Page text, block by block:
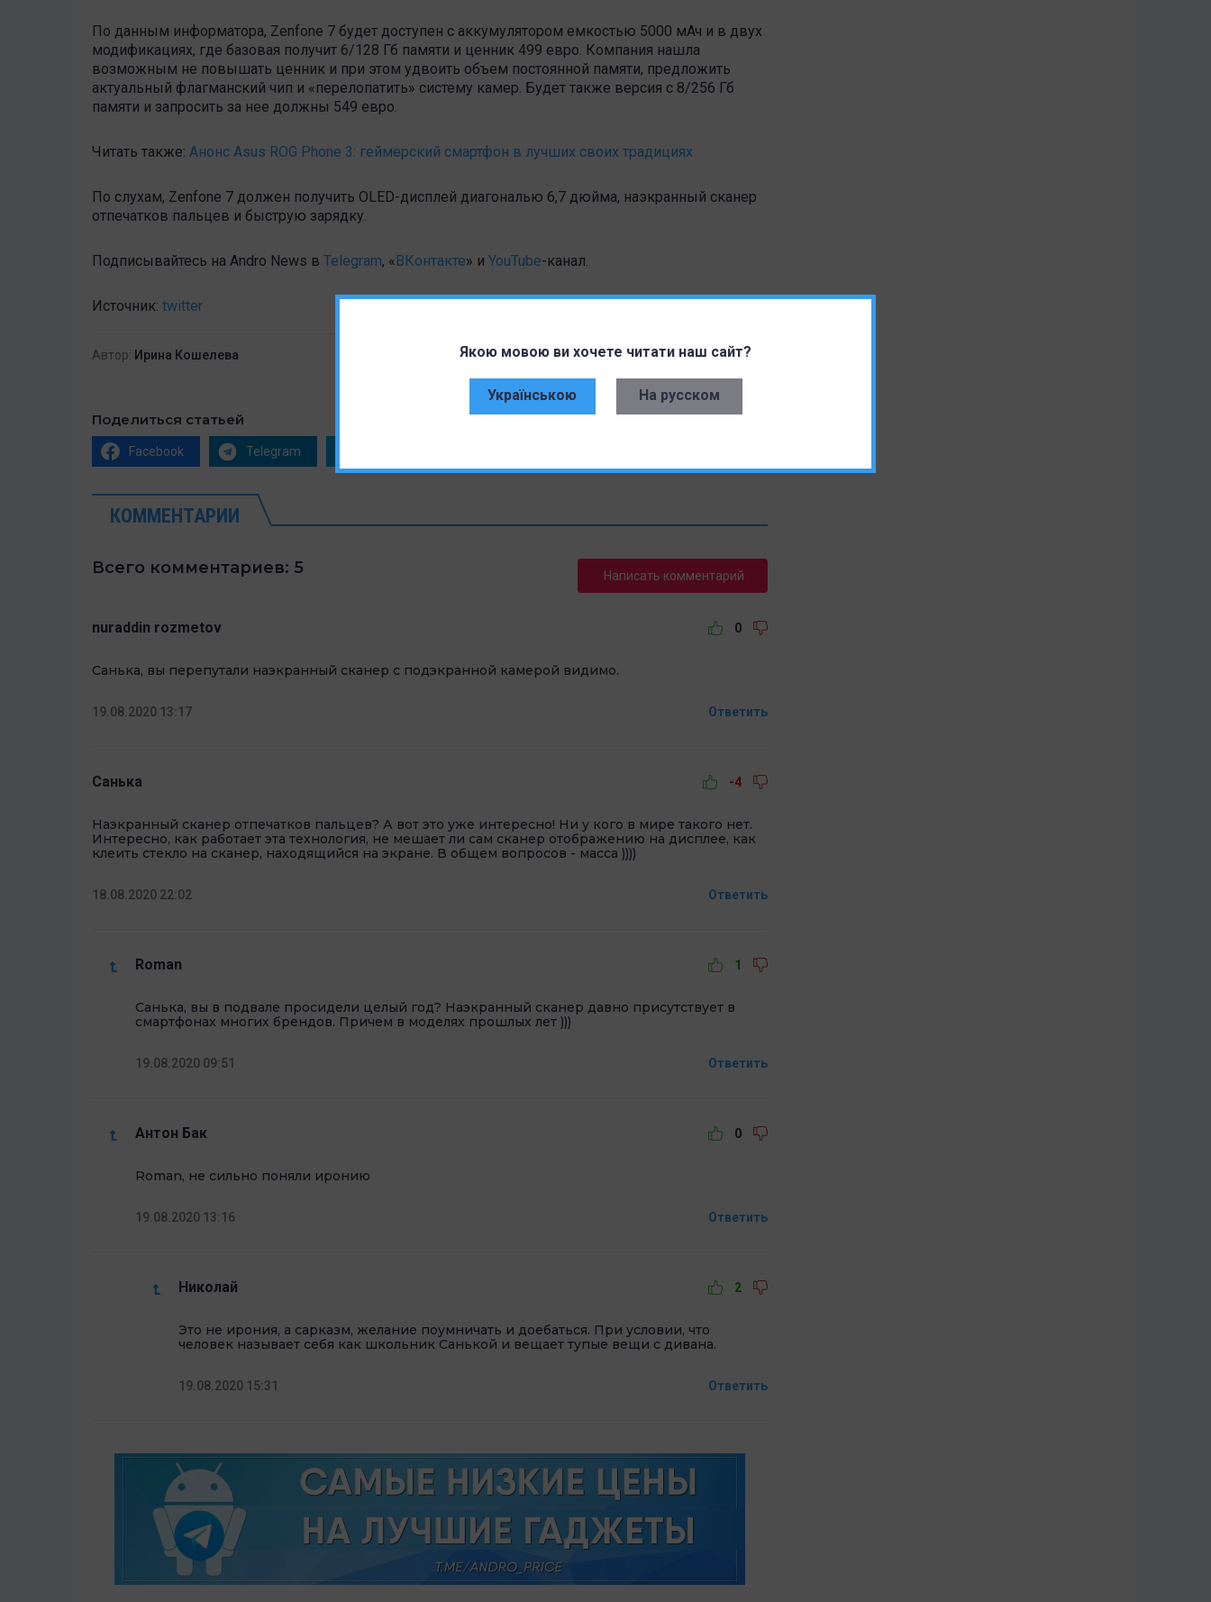
Якою мовою ви хочете читати наш сайт?
Українською На русском
По данным информатора, Zenfone 7 будет доступен с аккумулятором емкостью 5000 мАч и в двух
модификациях, где базовая получит 6/128 Гб памяти и ценник 499 евро. Компания нашла
возможным не повышать ценник и при этом удвоить объем постоянной памяти, предложить
актуальный флагманский чип и «перелопатить» систему камер. Будет также версия с 8/256 Гб
памяти и запросить за нее должны 549 евро.
Читать также: Анонс Asus ROG Phone 3: геймерский смартфон в лучших своих традициях
По слухам, Zenfone 7 должен получить OLED-дисплей диагональю 6,7 дюйма, наэкранный сканер
отпечатков пальцев и быструю зарядку.
Подписывайтесь на Andro News в Telegram, «ВКонтакте» и YouTube-канал.
Источник: twitter
Автор: Ирина Кошелева Дата публикации:18.08.2020
Поделиться статьей
Facebook Telegram
КОММЕНТАРИИ
Всего комментариев: 5 Написать комментарий
nuraddin rozmetov 0
Санька, вы перепутали наэкранный сканер с подэкранной камерой видимо.
19.08.2020 13:17 Ответить
Санька -4
Наэкранный сканер отпечатков пальцев? А вот это уже интересно! Ни у кого в мире такого нет.
Интересно, как работает эта технология, не мешает ли сам сканер отображению на дисплее, как
клеить стекло на сканер, находящийся на экране. В общем вопросов - масса ))))
18.08.2020 22:02 Ответить
Roman 1
Санька, вы в подвале просидели целый год? Наэкранный сканер давно присутствует в
смартфонах многих брендов. Причем в моделях прошлых лет )))
19.08.2020 09:51 Ответить
Антон Бак 0
Roman, не сильно поняли иронию
19.08.2020 13:16 Ответить
Николай 2
Это не ирония, а сарказм, желание поумничать и доебаться. При условии, что
человек называет себя как школьник Санькой и вещает тупые вещи с дивана.
19.08.2020 15:31 Ответить